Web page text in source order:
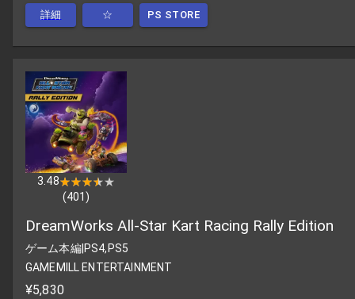
詳細 ☆ PS STORE
3.48★★★★★
★★★★★
(401 )
DreamWorks All-Star Kart Racing Rally Edition
ゲーム本編|PS4,PS5
GAMEMILL ENTERTAINMENT
¥5,830